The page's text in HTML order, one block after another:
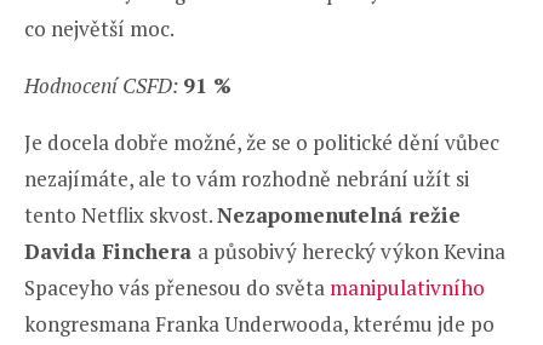
co největší moc.
Hodnocení CSFD: 91 %
Je docela dobře možné, že se o politické dění vůbec
nezajímáte, ale to vám rozhodně nebrání užít si
tento Netflix skvost.Nezapomenutelná režie
Davida Finchera a působivý herecký výkon Kevina
Spaceyho vás přenesou do světa manipulativního
kongresmana Franka Underwooda, kterému jde po